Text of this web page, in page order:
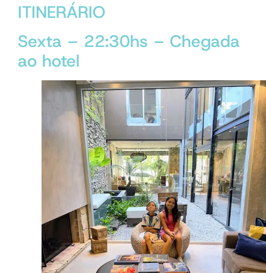
ITINERÁRIO
Sexta – 22:30hs – Chegada
ao hotel